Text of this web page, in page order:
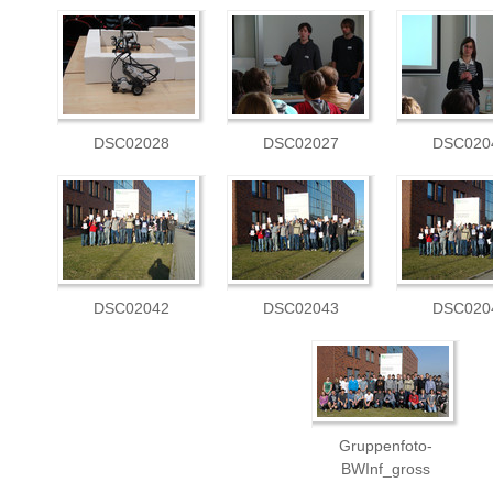
DSC02028 DSC02027
DSC02042 DSC02043
Gruppenfoto-
BWInf_gross